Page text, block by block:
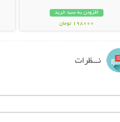
افزودن به سبد خرید
198000 تومان
نـــظرات